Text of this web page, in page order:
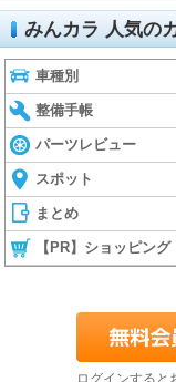
みんカラ 人気の
車種別
整備手帳
パーツレビュー
スポット
まとめ
【PR】ショッピング
ログインすると